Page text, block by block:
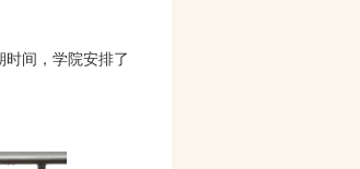
间，学院安排了